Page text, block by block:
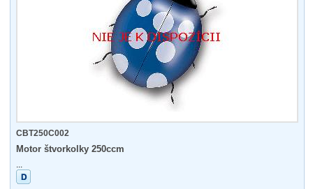
CBT250C002
Motor štvorkolky 250ccm
...